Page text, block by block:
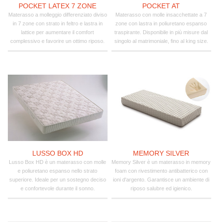
POCKET LATEX 7 ZONE
Materasso a molleggio differenziato diviso
in 7 zone con strato in feltro e lastra in
lattice per aumentare il comfort
complessivo e favorire un ottimo riposo.
POCKET AT
Materasso con molle insacchettate a 7
zone con lastra in poliuretano espanso
traspirante. Disponibile in più misure dal
singolo al matrimoniale, fino al king size.
LUSSO BOX HD
Lusso Box HD è un materasso con molle
e poliuretano espanso nello strato
superiore. Ideale per un sostegno deciso
e confortevole durante il sonno.
MEMORY SILVER
Memory Silver è un materasso in memory
foam con rivestimento antibatterico con
ioni d'argento. Garantisce un ambiente di
riposo salubre ed igienico.